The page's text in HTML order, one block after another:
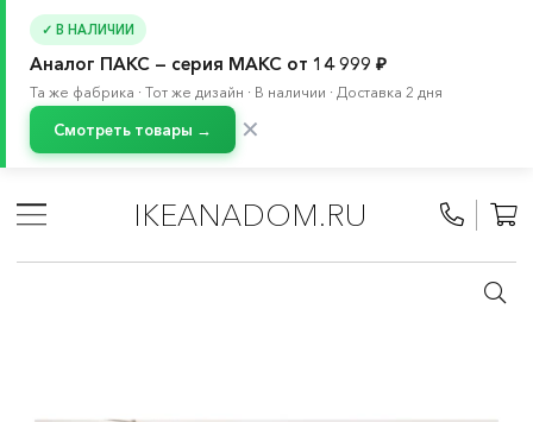
✓ В НАЛИЧИИ
Аналог ПАКС — серия МАКС от 14 999 ₽
Та же фабрика · Тот же дизайн · В наличии · Доставка 2 дня
Смотреть товары → ✕
IKEANADOM.RU
Модульные кухни МЕТОД
/ Все компоненты МЕТОД
Высокие шкафы-пеналы МЕТОД